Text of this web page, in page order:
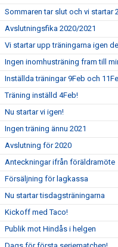
Sommaren tar slut och vi startar
Avslutningsfika 2020/2021
Vi startar upp träningarna igen
Ingen inomhusträning fram till
Inställda träningar 9Feb och
Träning inställd 4Feb!
Nu startar vi igen!
Ingen träning ännu 2021
Avslutning för 2020
Anteckningar ifrån föräldramöte
Försäljning för lagkassa
Nu startar tisdagsträningarna
Kickoff med Taco!
Publik mot Hindås i helgen